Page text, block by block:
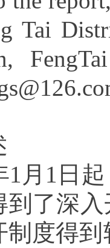
Tai
1月1日
到了深
制度得